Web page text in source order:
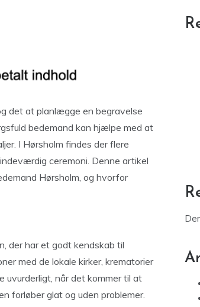
det at planlægge en begravelse
bedemand kan hjælpe med at
I Hørsholm findes der flere
ceremoni. Denne artikel
Hørsholm, og hvorfor
der har et godt kendskab til
med de lokale kirker, krematorier
når det kommer til at
forløber glat og uden problemer.